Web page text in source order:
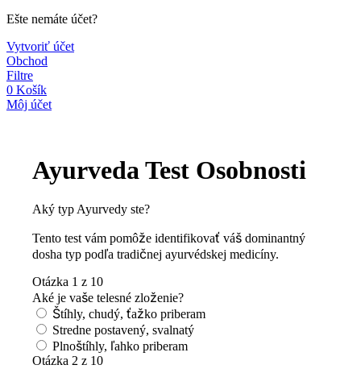
Ešte nemáte účet?
Vytvoriť účet
Obchod
Filtre
0 Košík
Môj účet
Ayurveda Test Osobnosti
Aký typ Ayurvedy ste?
Tento test vám pomôže identifikovať váš dominantný
dosha typ podľa tradičnej ayurvédskej medicíny.
Otázka 1 z 10
Aké je vaše telesné zloženie?
Štíhly, chudý, ťažko priberam
Stredne postavený, svalnatý
Plnoštíhly, ľahko priberam
Otázka 2 z 10